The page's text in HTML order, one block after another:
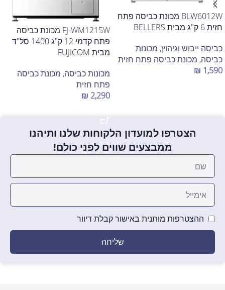
BLW6012W מכונת כביסה פתח
חזית 6 ק"ג מבית BELLERS
כביסה ייבוש וגיהוץ, מכונות
כביסה, מכונת כביסה פתח חזית
₪ 1,590
FJ-WM1215W מכונת כביסה
פתח קדמי 12 ק"ג 1400 סל"ד
מבית FUJICOM
מכונות כביסה, מכונת כביסה
פתח חזית
₪ 2,290
הצטרפו למועדון הלקוחות שלנו ותיהנו
ממבצעים שווים לפני כולם!
ההצטרפות מותנית באישור קבלת דיוור
שליחה